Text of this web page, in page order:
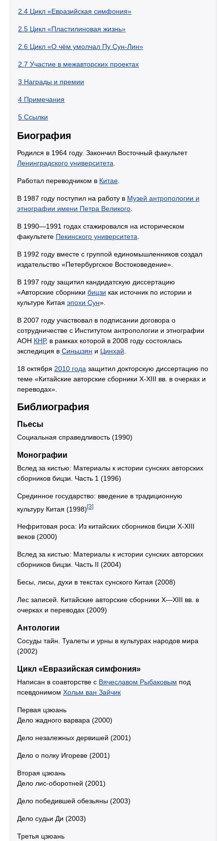
2.4 Цикл «Евразийская симфония»
2.5 Цикл «Пластилиновая жизнь»
2.6 Цикл «О чём умолчал Пу Сун-Лин»
2.7 Участие в межавторских проектах
3 Награды и премии
4 Примечания
5 Ссылки
Биография
Родился в 1964 году. Закончил Восточный факультет
Ленинградского университета
Работал переводчиком в Китае
В 1987 году поступил на работу в Музей антропологии и
этнографии имени Петра Великого
В 1990—1991 годах стажировался на историческом
факультете Пекинского университета
В 1992 году вместе с группой единомышленников создал
издательство «Петербургское Востоковедение».
В 1997 году защитил кандидатскую диссертацию
«Авторские сборники бицзи как источник по истории и
культуре Китая эпохи Сун».
В 2007 году участвовал в подписании договора о
сотрудничестве с Институтом антропологии и этнографии
АОН КНР, в рамках которой в 2008 году состоялась
экспедиция в Синьцзян и Цинхай
18 октября 2010 года защитил докторскую диссертацию по
теме «Китайские авторские сборники X-XIII вв. в очерках и
переводах».
Библиография
Пьесы
Социальная справедливость (1990)
Монографии
Вслед за кистью: Материалы к истории сунских авторских
сборников бицзи. Часть 1 (1996)
Срединное государство: введение в традиционную
культуру Китая (1998)[3]
Нефритовая роса: Из китайских сборников бицзи X-XIII
веков (2000)
Вслед за кистью: Материалы к истории сунских авторских
сборников бицзи. Часть II (2004)
Бесы, лисы, духи в текстах сунского Китая (2008)
Лес записей. Китайские авторские сборники X—XIII вв. в
очерках и переводах (2009)
Антологии
Сосуды тайн. Туалеты и урны в культурах народов мира
(2002)
Цикл «Евразийская симфония»
Написан в соавторстве с Вячеславом Рыбаковым под
псевдонимом Хольм ван Зайчик
Первая цзюань
Дело жадного варвара (2000)
Дело незалежных дервишей (2001)
Дело о полку Игореве (2001)
Вторая цзюань
Дело лис-оборотней (2001)
Дело победившей обезьяны (2003)
Дело судьи Ди (2003)
Третья цзюань